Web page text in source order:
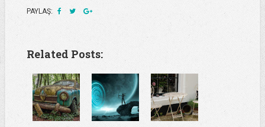
PAYLAŞ:
Related Posts: